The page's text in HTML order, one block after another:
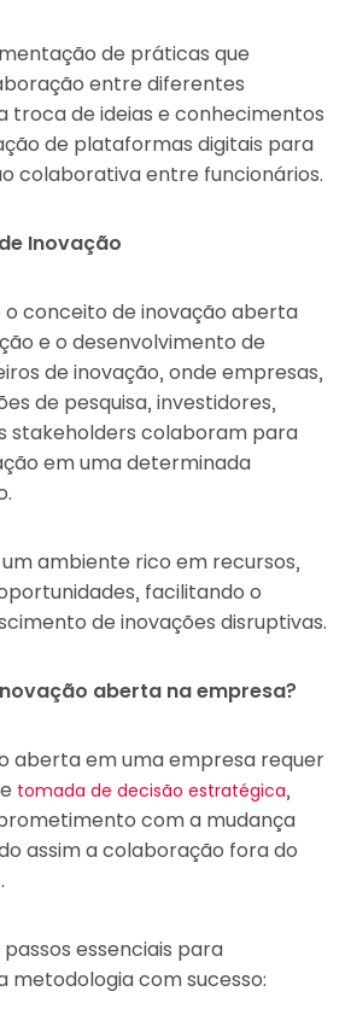
de práticas que
entre diferentes
troca de ideias e conhecimentos
de plataformas digitais para
colaborativa entre funcionários.
Inovação
o conceito de inovação aberta
e o desenvolvimento de
de inovação, onde empresas,
de pesquisa, investidores,
stakeholders colaboram para
em uma determinada
ambiente rico em recursos,
facilitando o
de inovações disruptivas.
aberta na empresa?
aberta em uma empresa requer
tomada de decisão estratégica,
com a mudança
assim a colaboração fora do
essenciais para
metodologia com sucesso: